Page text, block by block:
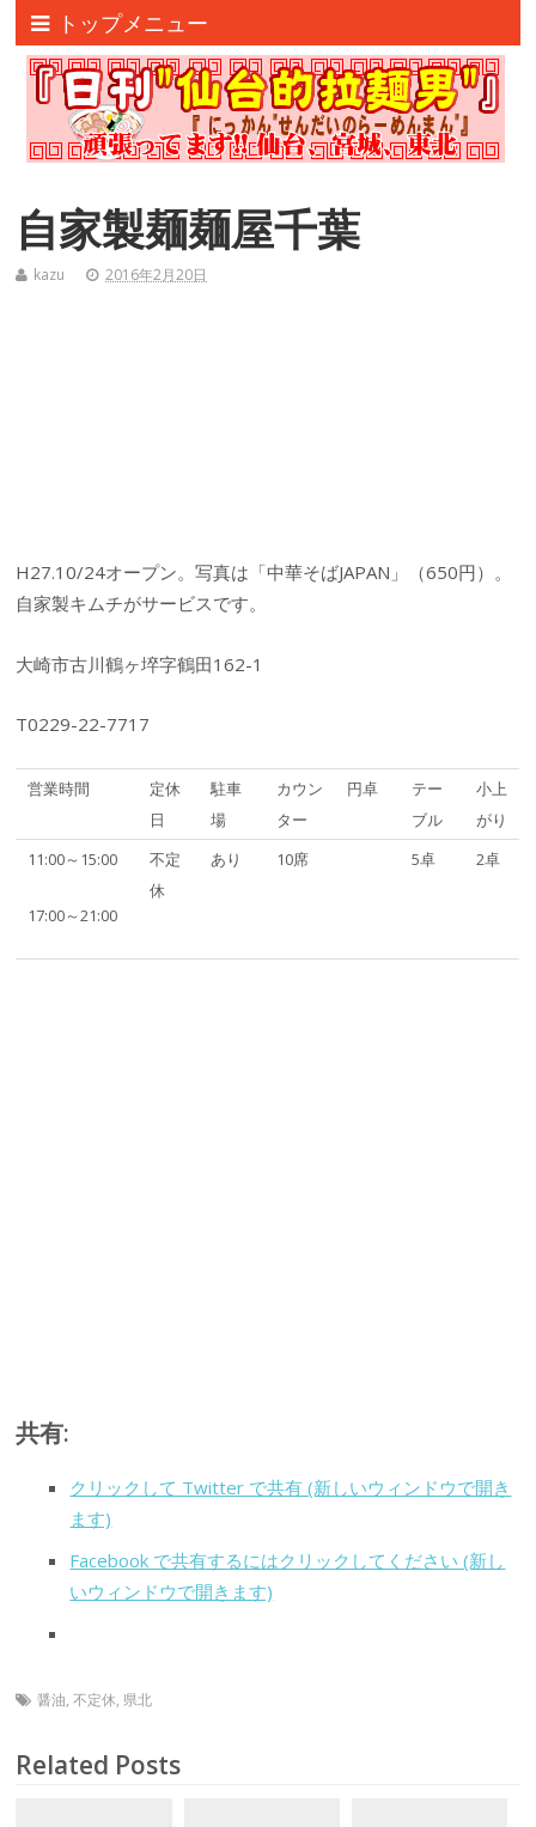
トップメニュー
自家製麺麺屋千葉
kazu 2016年2月20日
H27.10/24オープン。写真は「中華そばJAPAN」（650円）。
自家製キムチがサービスです。
大崎市古川鶴ヶ埣字鶴田162-1
T0229-22-7717
営業時間
定休
日
駐車
場
カウン
ター
円卓
テー
ブル
小上
がり
11:00～15:00
17:00～21:00
不定
休
あり 10席 5卓 2卓
共有:
クリックして Twitter で共有 (新しいウィンドウで開き
ます)
Facebook で共有するにはクリックしてください (新し
いウィンドウで開きます)
醤油,不定休,県北
Related Posts